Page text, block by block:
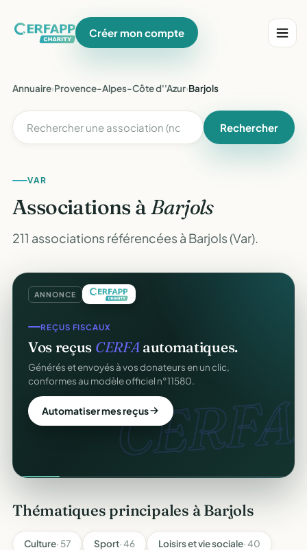
Créer mon compte
Annuaire›Provence-Alpes-Côte d''Azur›Barjols
Rechercher
VAR
Associations àBarjols
211 associations référencées à Barjols (Var).
ANNONCE
CERFA.
REÇUS FISCAUX
Vos reçus CERFAautomatiques.
Générés et envoyés à vos donateurs en un clic,
conformes au modèle officiel n°11580.
Automatiser mes reçus
Thématiques principales à Barjols
Culture· 57 Sport· 46 Loisirs et vie sociale· 40